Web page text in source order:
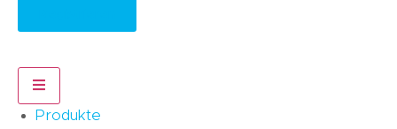
Produkte
Hamburger Toggle Menu